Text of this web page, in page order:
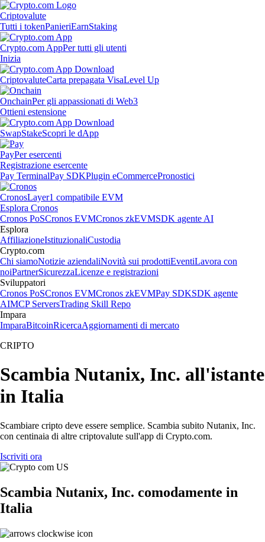
Criptovalute
Tutti i tokenPanieriEarnStaking
Crypto.com AppPer tutti gli utenti
Inizia
CriptovaluteCarta prepagata VisaLevel Up
OnchainPer gli appassionati di Web3
Ottieni estensione
SwapStakeScopri le dApp
PayPer esercenti
Registrazione esercente
Pay TerminalPay SDKPlugin eCommercePronostici
CronosLayer1 compatibile EVM
Esplora Cronos
Cronos PoSCronos EVMCronos zkEVMSDK agente AI
Esplora
AffiliazioneIstituzionaliCustodia
Crypto.com
Chi siamoNotizie aziendaliNovità sui prodottiEventiLavora con
noiPartnerSicurezzaLicenze e registrazioni
Sviluppatori
Cronos PoSCronos EVMCronos zkEVMPay SDKSDK agente
AIMCP ServersTrading Skill Repo
Impara
ImparaBitcoinRicercaAggiornamenti di mercato
CRIPTO
Scambia Nutanix, Inc. all'istante
in Italia
Scambiare cripto deve essere semplice. Scambia subito Nutanix, Inc.
con centinaia di altre criptovalute sull'app di Crypto.com.
Iscriviti ora
Scambia Nutanix, Inc. comodamente in
Italia